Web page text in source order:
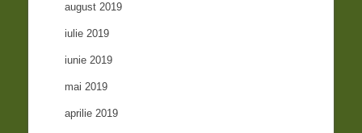
august 2019
iulie 2019
iunie 2019
mai 2019
aprilie 2019